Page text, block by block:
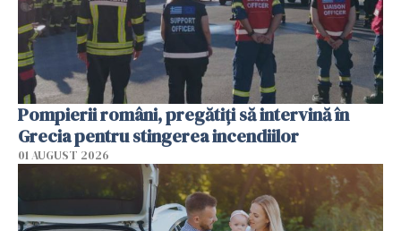
Pompierii români, pregătiţi să intervină în
Grecia pentru stingerea incendiilor
01 AUGUST 2026